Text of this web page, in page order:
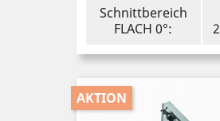
Schnittbereich
FLACH 0°:
AKTION